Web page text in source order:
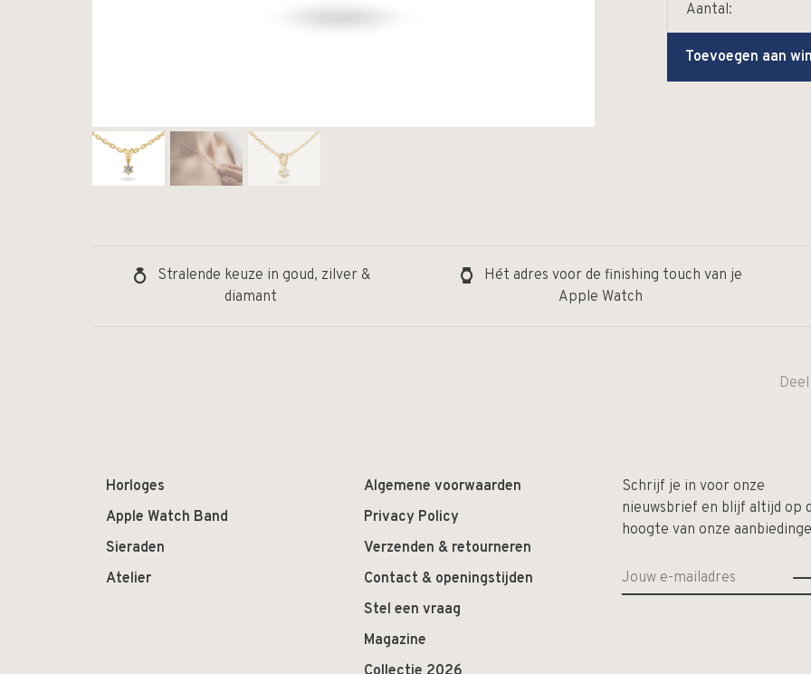
Aantal:
Toevoegen aan
Stralende keuze in goud, zilver &
diamant
Hét adres voor de finishing touch van je
Apple Watch
Horloges
Apple Watch Band
Sieraden
Atelier
Algemene voorwaarden
Privacy Policy
Verzenden & retourneren
Contact & openingstijden
Stel een vraag
Magazine
Schrijf je in voor onze
nieuwsbrief en blijf altijd op
hoogte van onze